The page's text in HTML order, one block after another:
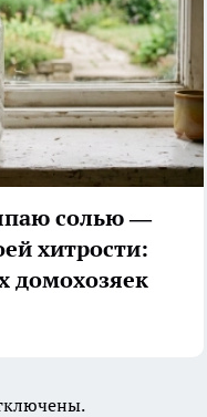
солью —
хитрости:
домохозяек